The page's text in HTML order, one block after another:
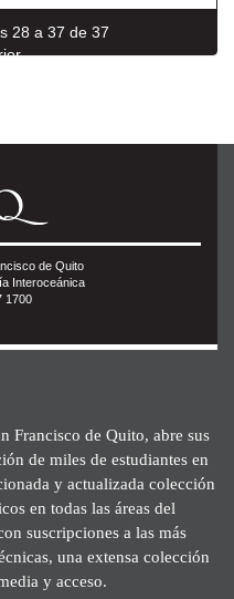
28 a 37 de 37
de Quito
Interoceánica
1700
Francisco de Quito, abre sus
de miles de estudiantes en
y actualizada colección
en todas las áreas del
suscripciones a las más
una extensa colección
y acceso.